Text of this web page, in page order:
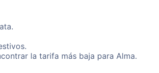
la tarifa más baja para Alma.